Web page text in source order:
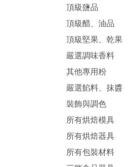
頂級鹽品
頂級醋、油品
頂級堅果、乾果
嚴選調味香料
其他專用粉
嚴選餡料、抹醬
裝飾與調色
所有烘焙模具
所有烘焙器具
所有包裝材料